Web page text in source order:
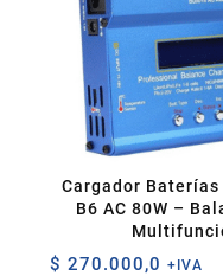
Cargador Baterías
B6 AC 80W –
$ 270.000,0 +IVA